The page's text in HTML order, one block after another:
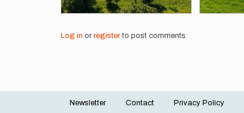
Log in or registerto post comments
Newsletter Contact Privacy Policy